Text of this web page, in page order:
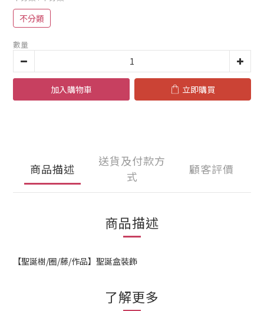
不分類
數量
加入購物車 立即購買
商品描述
送貨及付款方
式
顧客評價
商品描述
【聖誕樹/圈/藤/作品】聖誕盒裝飾
了解更多